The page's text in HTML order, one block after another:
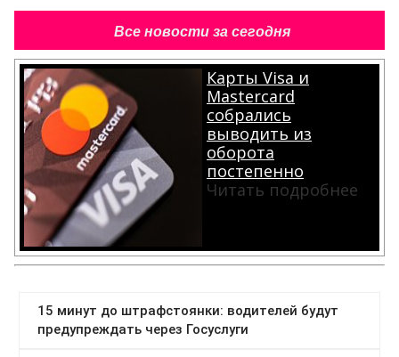
Все новости за сегодня
Карты Visa и
Mastercard
собрались
выводить из
оборота
постепенно
Читать подробнее